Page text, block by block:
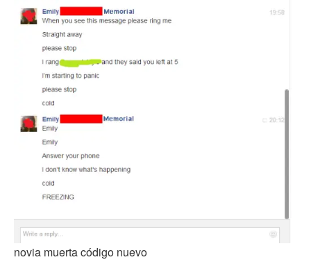
novia muerta código nuevo